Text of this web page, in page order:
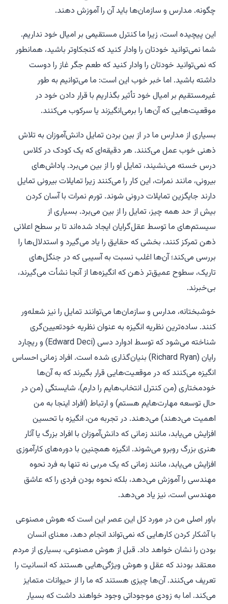
چگونه. مدارس و سازمان‌ها باید آن را آموزش دهند.
این پیچیده است، زیرا ما کنترل مستقیمی بر امیال خود نداریم.
شما نمی‌توانید خودتان را وادار کنید که کنجکاوتر باشید، همانطور
که نمی‌توانید خودتان را وادار کنید که طعم جگر غاز را دوست
داشته باشید. اما خبر خوب این است: ما می‌توانیم به طور
غیرمستقیم بر امیال خود تأثیر بگذاریم با قرار دادن خود در
موقعیت‌هایی که آن‌ها را برمی‌انگیزند یا سرکوب می‌کنند.
بسیاری از مدارس ما در از بین بردن تمایل دانش‌آموزان به تلاش
ذهنی خوب عمل می‌کنند. هر دقیقه‌ای که یک کودک در کلاس
درس خسته می‌نشیند، تمایل او را از بین می‌برد. پاداش‌های
بیرونی، مانند نمرات، این کار را می‌کنند زیرا تمایلات بیرونی تمایل
دارند جایگزین تمایلات درونی شوند. تورم نمرات با آسان کردن
بیش از حد همه چیز، تمایل را از بین می‌برد. بسیاری از
سیستم‌های ما توسط عقل‌گرایان ایجاد شده‌اند تا بر سطح اعلانی
ذهن تمرکز کنند، بخشی که حقایق را یاد می‌گیرد و استدلال‌ها را
بررسی می‌کند؛ آن‌ها اغلب نسبت به آسیبی که در جنگل‌های
تاریک، سطوح عمیق‌تر ذهن که انگیزه‌ها از آنجا نشأت می‌گیرند،
بی‌خبرند.
خوشبختانه، مدارس و سازمان‌ها می‌توانند تمایل را نیز شعله‌ور
کنند. ساده‌ترین نظریه انگیزه به عنوان نظریه خودتعیین‌گری
شناخته می‌شود که توسط ادوارد دسی (Edward Deci) و ریچارد
رایان (Richard Ryan) بنیان‌گذاری شده است. افراد زمانی احساس
انگیزه می‌کنند که در موقعیت‌هایی قرار بگیرند که به آن‌ها
خودمختاری (من کنترل انتخاب‌هایم را دارم)، شایستگی (من در
حال توسعه مهارت‌هایم هستم) و ارتباط (افراد اینجا به من
اهمیت می‌دهند) می‌دهند. در تجربه من، انگیزه با تحسین
افزایش می‌یابد، مانند زمانی که دانش‌آموزان با افراد بزرگ یا آثار
هنری بزرگ روبرو می‌شوند. انگیزه همچنین با دوره‌های کارآموزی
افزایش می‌یابد، مانند زمانی که یک مربی نه تنها به فرد نحوه
مهندسی را آموزش می‌دهد، بلکه نحوه بودن فردی را که عاشق
مهندسی است، نیز یاد می‌دهد.
باور اصلی من در مورد کل این عصر این است که هوش مصنوعی
با آشکار کردن کارهایی که نمی‌تواند انجام دهد، معنای انسان
بودن را نشان خواهد داد. قبل از هوش مصنوعی، بسیاری از مردم
معتقد بودند که عقل و هوش ویژگی‌هایی هستند که انسانیت را
تعریف می‌کنند. آن‌ها چیزی هستند که ما را از حیوانات متمایز
می‌کند. اما به زودی موجوداتی وجود خواهند داشت که بسیار